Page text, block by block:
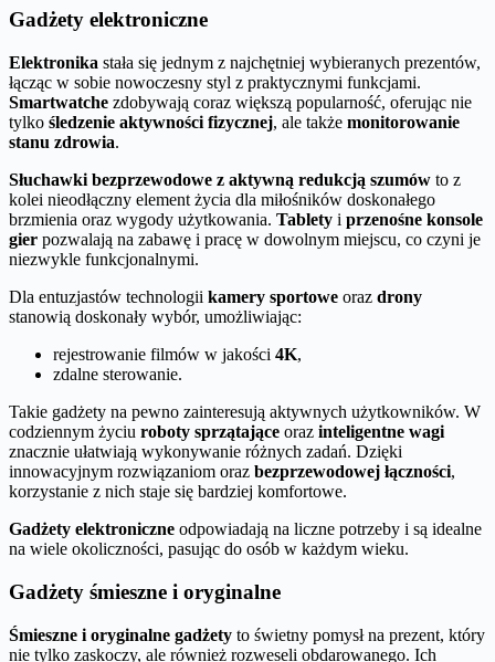
Gadżety elektroniczne
Elektronika stała się jednym z najchętniej wybieranych prezentów,
łącząc w sobie nowoczesny styl z praktycznymi funkcjami.
Smartwatche zdobywają coraz większą popularność, oferując nie
tylko śledzenie aktywności fizycznej, ale także monitorowanie
stanu zdrowia.
Słuchawki bezprzewodowe z aktywną redukcją szumów to z
kolei nieodłączny element życia dla miłośników doskonałego
brzmienia oraz wygody użytkowania. Tablety i przenośne konsole
gier pozwalają na zabawę i pracę w dowolnym miejscu, co czyni je
niezwykle funkcjonalnymi.
Dla entuzjastów technologii kamery sportowe oraz drony
stanowią doskonały wybór, umożliwiając:
rejestrowanie filmów w jakości 4K,
zdalne sterowanie.
Takie gadżety na pewno zainteresują aktywnych użytkowników. W
codziennym życiu roboty sprzątające oraz inteligentne wagi
znacznie ułatwiają wykonywanie różnych zadań. Dzięki
innowacyjnym rozwiązaniom oraz bezprzewodowej łączności,
korzystanie z nich staje się bardziej komfortowe.
Gadżety elektroniczne odpowiadają na liczne potrzeby i są idealne
na wiele okoliczności, pasując do osób w każdym wieku.
Gadżety śmieszne i oryginalne
Śmieszne i oryginalne gadżety to świetny pomysł na prezent, który
nie tylko zaskoczy, ale również rozweseli obdarowanego. Ich